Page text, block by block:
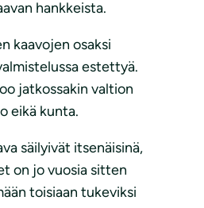
hankkeista.
kaavojen osaksi
estettyä.
jatkossakin valtion
eikä kunta.
säilyivät itsenäisinä,
on jo vuosia sitten
toisiaan tukeviksi